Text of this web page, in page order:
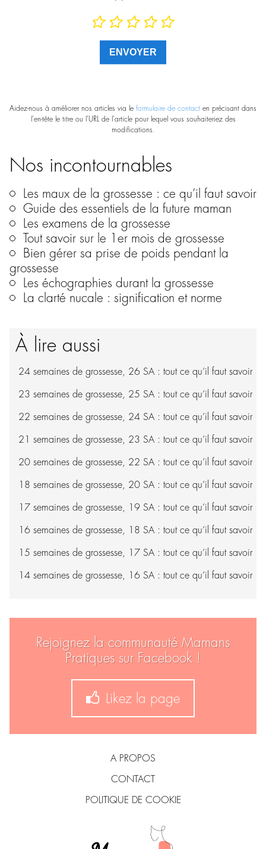
Aidez-nous à améliorer nos articles via le formulaire de contact en précisant dans
l'en-tête le titre ou l'URL de l'article pour lequel vous souhaiteriez des
modifications.
Nos incontournables
Les maux de la grossesse : ce qu’il faut savoir
Guide des essentiels de la future maman
Les examens de la grossesse
Tout savoir sur le 1er mois de grossesse
Bien gérer sa prise de poids pendant la
grossesse
Les échographies durant la grossesse
La clarté nucale : signification et norme
À lire aussi
24 semaines de grossesse, 26 SA : tout ce qu’il faut savoir
23 semaines de grossesse, 25 SA : tout ce qu’il faut savoir
22 semaines de grossesse, 24 SA : tout ce qu’il faut savoir
21 semaines de grossesse, 23 SA : tout ce qu’il faut savoir
20 semaines de grossesse, 22 SA : tout ce qu’il faut savoir
18 semaines de grossesse, 20 SA : tout ce qu’il faut savoir
17 semaines de grossesse, 19 SA : tout ce qu’il faut savoir
16 semaines de grossesse, 18 SA : tout ce qu’il faut savoir
15 semaines de grossesse, 17 SA : tout ce qu’il faut savoir
14 semaines de grossesse, 16 SA : tout ce qu’il faut savoir
Rejoignez la communauté Mamans
Pratiques sur Facebook !
Likez la page
A PROPOS
CONTACT
POLITIQUE DE COOKIE